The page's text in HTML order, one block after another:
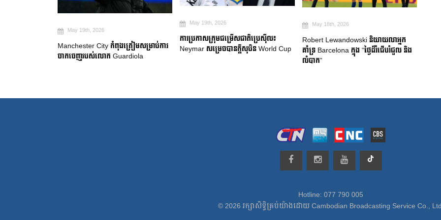
May 19th, 2026
Manchester City កំពុងត្រៀមសម្រាប់ការ
ចាកចេញរបស់លោក Guardiola
May 19th, 2026
ការប្រកាសក្រុមជម្រើសជាតិប្រេស៊ីល៖
Neymar សម្រេចបានក្តីសុបិន World Cup
May 18th, 2026
Robert Lewandowski និយាយលាអ្នក
គាំទ្រ Barcelona ក្នុង “ថ្ងៃដ៏រំជើបរំជួល និង
លំបាក”
Hotline: 077 790 005
© 2026 រក្សាសិទ្ធិគ្រប់យ៉ាងដោយ Cambodian Broadcasting Service Co.,